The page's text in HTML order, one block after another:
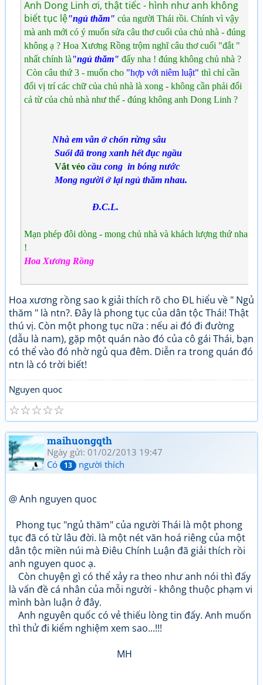
Anh Dong Linh ơi, thật tiếc - hình như anh không
biết tục lệ"ngủ thăm" của người Thái rồi. Chính vì vậy
mà anh mới có ý muốn sửa câu thơ cuối của chủ nhà - đúng
không ạ ? Hoa Xương Rồng trộm nghĩ câu thơ cuối "đắt "
nhất chính là"ngủ thăm" đấy nha ! đúng không chủ nhà ?
Còn câu thứ 3 - muốn cho "hợp với niêm luật" thì chỉ cần
đổi vị trí các chữ của chủ nhà là xong - không cần phải đổi
cả từ của chủ nhà như thế - đúng không anh Dong Linh ?
Nhà em vẫn ở chốn rừng sâu
Suối đã trong xanh hết đục ngầu
Vắt vẻo cầu cong in bóng nước
Mong người ở lại ngủ thăm nhau.
Đ.C.L.
Mạn phép đôi dòng - mong chủ nhà và khách lượng thứ nha
!
Hoa Xương Rồng
Hoa xương rồng sao k giải thích rõ cho ĐL hiểu về " Ngủ
thăm " là ntn?. Đây là phong tục của dân tộc Thái! Thật
thú vị. Còn một phong tục nữa : nếu ai đó đi đường
(dẫu là nam), gặp một quán nào đó của cô gái Thái, bạn
có thể vào đó nhờ ngủ qua đêm. Diễn ra trong quán đó
ntn là có trời biết!
Nguyen quoc
☆
☆
☆
☆
☆
maihuongqth
Ngày gửi: 01/02/2013 19:47
Có
13 người thích
@ Anh nguyen quoc
Phong tục "ngủ thăm" của người Thái là một phong
tục đã có từ lâu đời. là một nét văn hoá riêng của một
dân tộc miền núi mà Điêu Chính Luận đã giải thích rồi
anh nguyen quoc ạ.
Còn chuyện gì có thể xảy ra theo như anh nói thì đấy
là vấn đề cá nhân của mỗi người - không thuộc phạm vi
mình bàn luận ở đây.
Anh nguyên quốc có vẻ thiếu lòng tin đấy. Anh muốn
thì thử đi kiểm nghiệm xem sao...!!!
MH